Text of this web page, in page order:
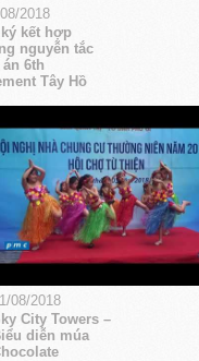
2018
ký kết hợp
nguyễn tắc
6th
Tây Hồ
08/2018
City Towers –
diễn múa